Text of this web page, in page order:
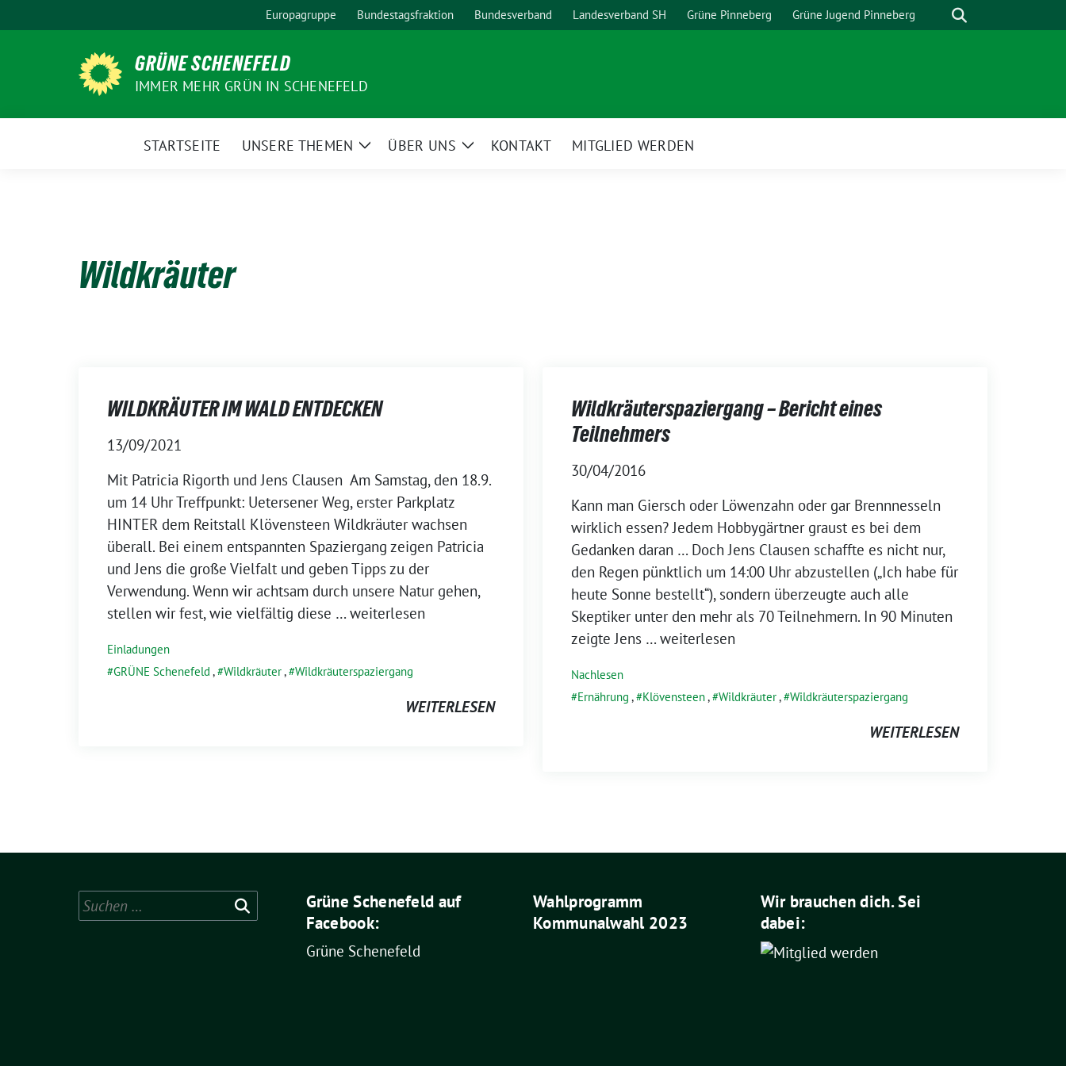
zum
Europagruppe Bundestagsfraktion Bundesverband Landesverband SH Grüne Pinneberg Grüne Jugend Pinneberg Suche
GRÜNE SCHENEFELD
IMMER MEHR GRÜN IN SCHENEFELD
STARTSEITE UNSERE THEMEN
ZeigeÜBER UNS
ZeigeKONTAKT MITGLIED WERDEN
Wildkräuter
WILDKRÄUTER IM WALD ENTDECKEN
13/09/2021
Mit Patricia Rigorth und Jens Clausen Am Samstag, den 18.9.
um 14 Uhr Treffpunkt: Uetersener Weg, erster Parkplatz
HINTER dem Reitstall Klövensteen Wildkräuter wachsen
überall. Bei einem entspannten Spaziergang zeigen Patricia
und Jens die große Vielfalt und geben Tipps zu der
Verwendung. Wenn wir achtsam durch unsere Natur gehen,
stellen wir fest, wie vielfältig diese … weiterlesen
Einladungen
GRÜNE Schenefeld , Wildkräuter, Wildkräuterspaziergang
WEITERLESEN
Wildkräuterspaziergang – Bericht eines
Teilnehmers
30/04/2016
Kann man Giersch oder Löwenzahn oder gar Brennnesseln
wirklich essen? Jedem Hobbygärtner graust es bei dem
Gedanken daran … Doch Jens Clausen schaffte es nicht nur,
den Regen pünktlich um 14:00 Uhr abzustellen („Ich habe für
heute Sonne bestellt“), sondern überzeugte auch alle
Skeptiker unter den mehr als 70 Teilnehmern. In 90 Minuten
zeigte Jens … weiterlesen
Nachlesen
Ernährung , Klövensteen, Wildkräuter, Wildkräuterspaziergang
WEITERLESEN
Suchen
nach:
Grüne Schenefeld auf
Facebook:
Grüne Schenefeld
Wahlprogramm
Kommunalwahl 2023
Wir brauchen dich. Sei
dabei: